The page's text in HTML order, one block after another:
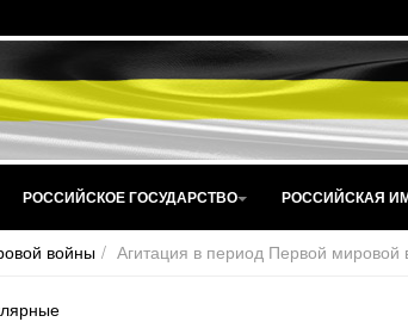
РОССИЙСКОЕ ГОСУДАРСТВО РОССИЙСКАЯ
войны Агитация в период Первой мировой